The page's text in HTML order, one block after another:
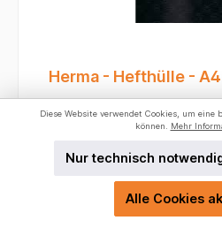
Herma - Hefthülle -
Gerade in der Schule sind
unverzichtbar, um die Hefte
Schmutz und Eselsohren zu
Heftumschläge A4 aus
Diese Website verwendet Cookies, um
können.
Mehr
Nur technisch
Alle Cookies